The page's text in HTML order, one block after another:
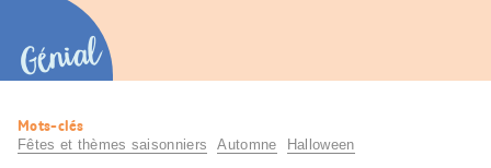
Génial
Informations
utiles
Mots-clés
Fêtes et thèmes saisonniers Automne Halloween